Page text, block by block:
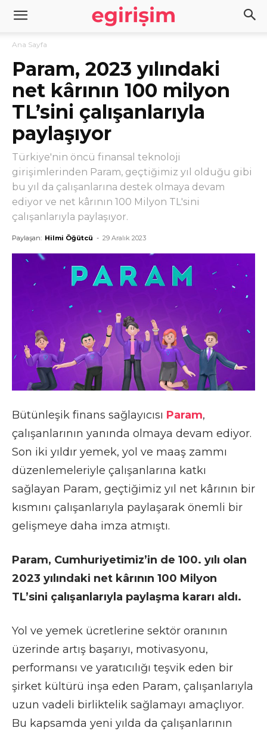
Ana Sayfa
Param, 2023 yılındaki
net kârının 100 milyon
TL’sini çalışanlarıyla
paylaşıyor
Türkiye'nin öncü finansal teknoloji
girişimlerinden Param, geçtiğimiz yıl olduğu gibi
bu yıl da çalışanlarına destek olmaya devam
ediyor ve net kârının 100 Milyon TL'sini
çalışanlarıyla paylaşıyor.
Paylaşan: Hilmi Öğütcü - 29 Aralık 2023
Bütünleşik finans sağlayıcısı Param,
çalışanlarının yanında olmaya devam ediyor.
Son iki yıldır yemek, yol ve maaş zammı
düzenlemeleriyle çalışanlarına katkı
sağlayan Param, geçtiğimiz yıl net kârının bir
kısmını çalışanlarıyla paylaşarak önemli bir
gelişmeye daha imza atmıştı.
Param, Cumhuriyetimiz’in de 100. yılı olan
2023 yılındaki net kârının 100 Milyon
TL’sini çalışanlarıyla paylaşma kararı aldı.
Yol ve yemek ücretlerine sektör oranının
üzerinde artış başarıyı, motivasyonu,
performansı ve yaratıcılığı teşvik eden bir
şirket kültürü inşa eden Param, çalışanlarıyla
uzun vadeli birliktelik sağlamayı amaçlıyor.
Bu kapsamda yeni yılda da çalışanlarının